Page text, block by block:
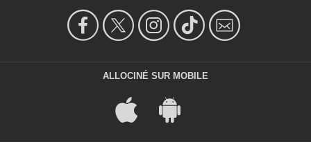
ALLOCINÉ SUR MOBILE